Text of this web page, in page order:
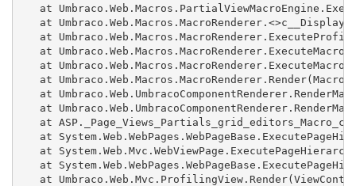
at
at
at
at
at
at
at
at
at
at
at
at
at